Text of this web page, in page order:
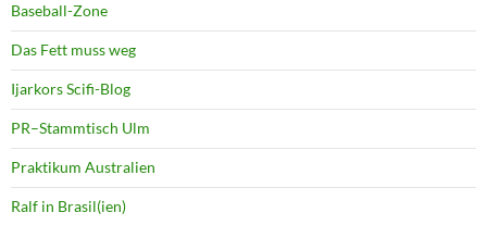
Baseball-Zone
Das Fett muss weg
Ijarkors Scifi-Blog
PR–Stammtisch Ulm
Praktikum Australien
Ralf in Brasil(ien)